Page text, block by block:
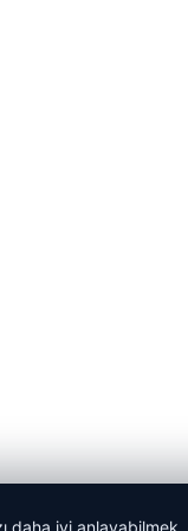
daha iyi